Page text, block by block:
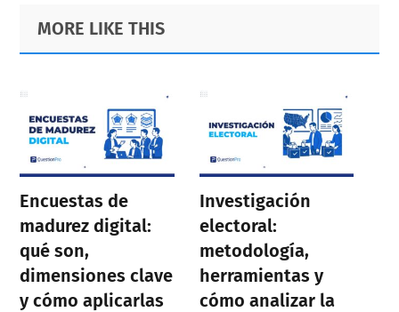
Primary
Sidebar
Footer
MORE LIKE THIS
Encuestas de
madurez digital:
qué son,
dimensiones clave
y cómo aplicarlas
Investigación
electoral:
metodología,
herramientas y
cómo analizar la